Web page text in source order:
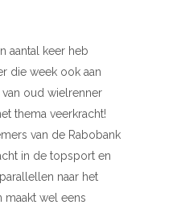
aantal keer heb
die week ook aan
oud wielrenner
thema veerkracht!
van de Rabobank
in de topsport en
naar het
maakt wel eens